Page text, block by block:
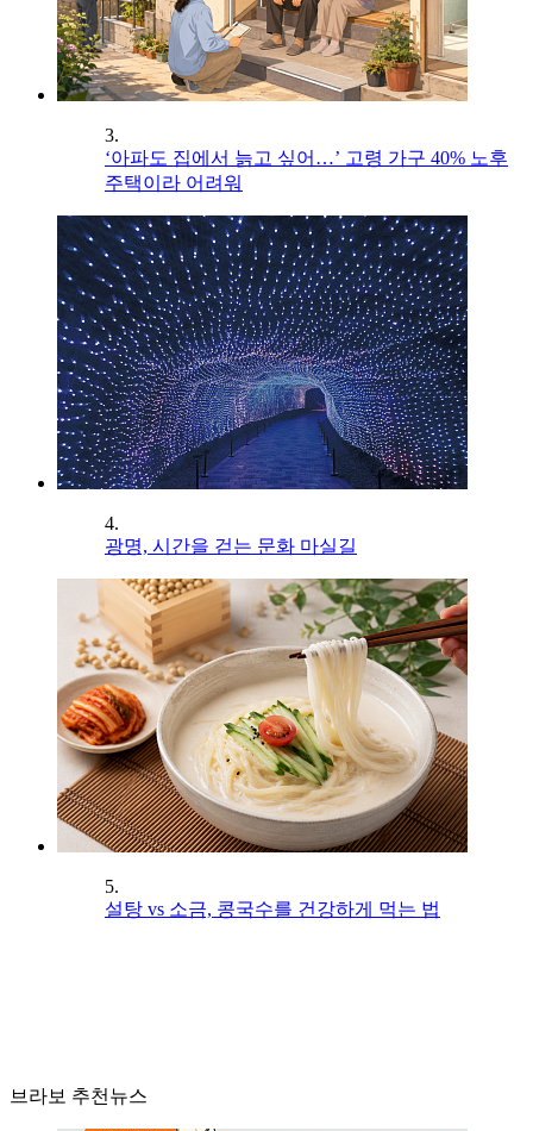
3.
‘아파도 집에서 늙고 싶어…’ 고령 가구 40% 노후
주택이라 어려워
4.
광명, 시간을 걷는 문화 마실길
5.
설탕 vs 소금, 콩국수를 건강하게 먹는 법
브라보 추천뉴스